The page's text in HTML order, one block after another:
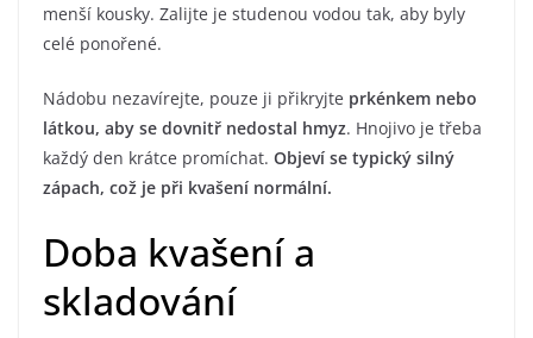
menší kousky. Zalijte je studenou vodou tak, aby byly
celé ponořené.
Nádobu nezavírejte, pouze ji přikryjte prkénkem nebo
látkou, aby se dovnitř nedostal hmyz. Hnojivo je třeba
každý den krátce promíchat. Objeví se typický silný
zápach, což je při kvašení normální.
Doba kvašení a
skladování